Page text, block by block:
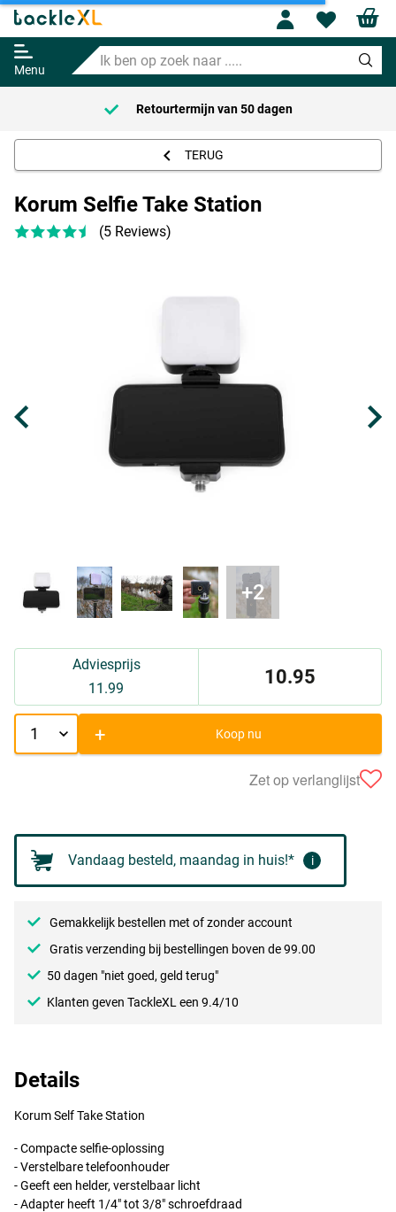
Menu
Ik
ben
op
zoek
naar
Profile
Korum Selfie Take Station
Adviesprijs
11.99
10.95
Retourtermijn van 50 dagen
TERUG
Korum Selfie Take Station
(5 Reviews)
Adviesprijs
11.99
10.95
+ Koop nu
Zet op verlanglijst
Vandaag besteld, maandag in huis!* i
Gemakkelijk bestellen met of zonder account
Gratis verzending bij bestellingen boven de 99.00
50 dagen "niet goed, geld terug"
Klanten geven TackleXL een 9.4/10
Details
Korum Self Take Station
- Compacte selfie-oplossing
- Verstelbare telefoonhouder
- Geeft een helder, verstelbaar licht
- Adapter heeft 1/4" tot 3/8" schroefdraad